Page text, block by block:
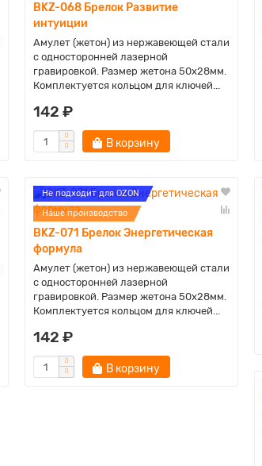
BKZ-068 Брелок Развитие
интуиции
Амулет (жетон) из нержавеющей стали
с односторонней лазерной
гравировкой. Размер жетона 50х28мм.
Комплектуется кольцом для ключей...
142 ₽
В корзину
Не подходит для OZON
Наше производство
BKZ-071 Брелок Энергетическая
формула
Амулет (жетон) из нержавеющей стали
с односторонней лазерной
гравировкой. Размер жетона 50х28мм.
Комплектуется кольцом для ключей...
142 ₽
В корзину